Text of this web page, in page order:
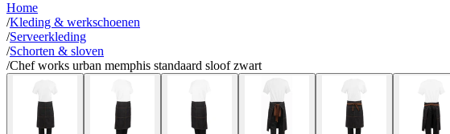
Home
/Kleding & werkschoenen
/Serveerkleding
/Schorten & sloven
/Chef works urban memphis standaard sloof zwart